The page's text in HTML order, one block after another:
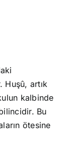
Huşû, artık
kalbinde
Bu
ötesine